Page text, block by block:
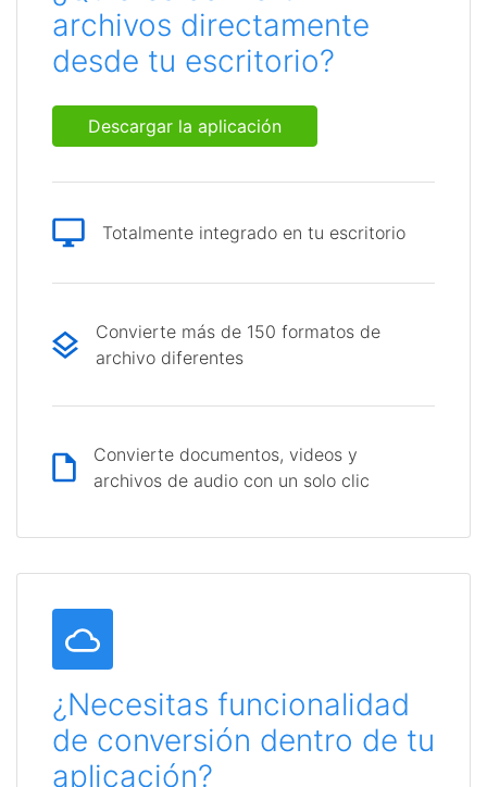
archivos directamente
desde tu escritorio?
Descargar la aplicación
Totalmente integrado en tu escritorio
Convierte más de 150 formatos de
archivo diferentes
Convierte documentos, videos y
archivos de audio con un solo clic
¿Necesitas funcionalidad
de conversión dentro de tu
aplicación?